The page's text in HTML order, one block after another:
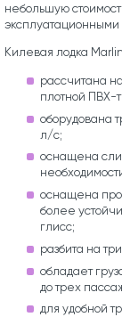
небольшую
эксплуатационными
Килевая лодка
рассчитана
плотной ПВХ-
оборудована
л/с;
оснащена
оснащена
более
глисс;
разбита на
обладает
до трех
для удобной